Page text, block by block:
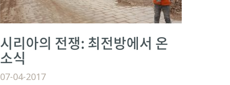
시리아의 전쟁: 최전방에서 온
소식
07-04-2017